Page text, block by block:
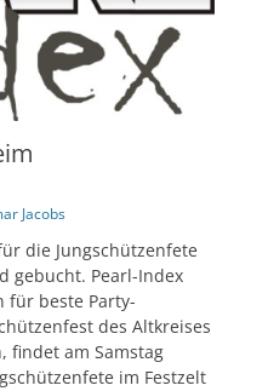
Jacobs
die Jungschützenfete
gebucht. Pearl-Index
für beste Party-
des Altkreises
findet am Samstag
im Festzelt